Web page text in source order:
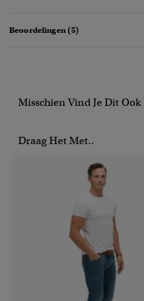
Beoordelingen (5)
Misschien Vind Je Dit Ook
Draag Het Met..